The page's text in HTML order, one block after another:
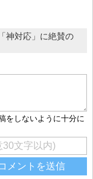
神対応」に絶賛の